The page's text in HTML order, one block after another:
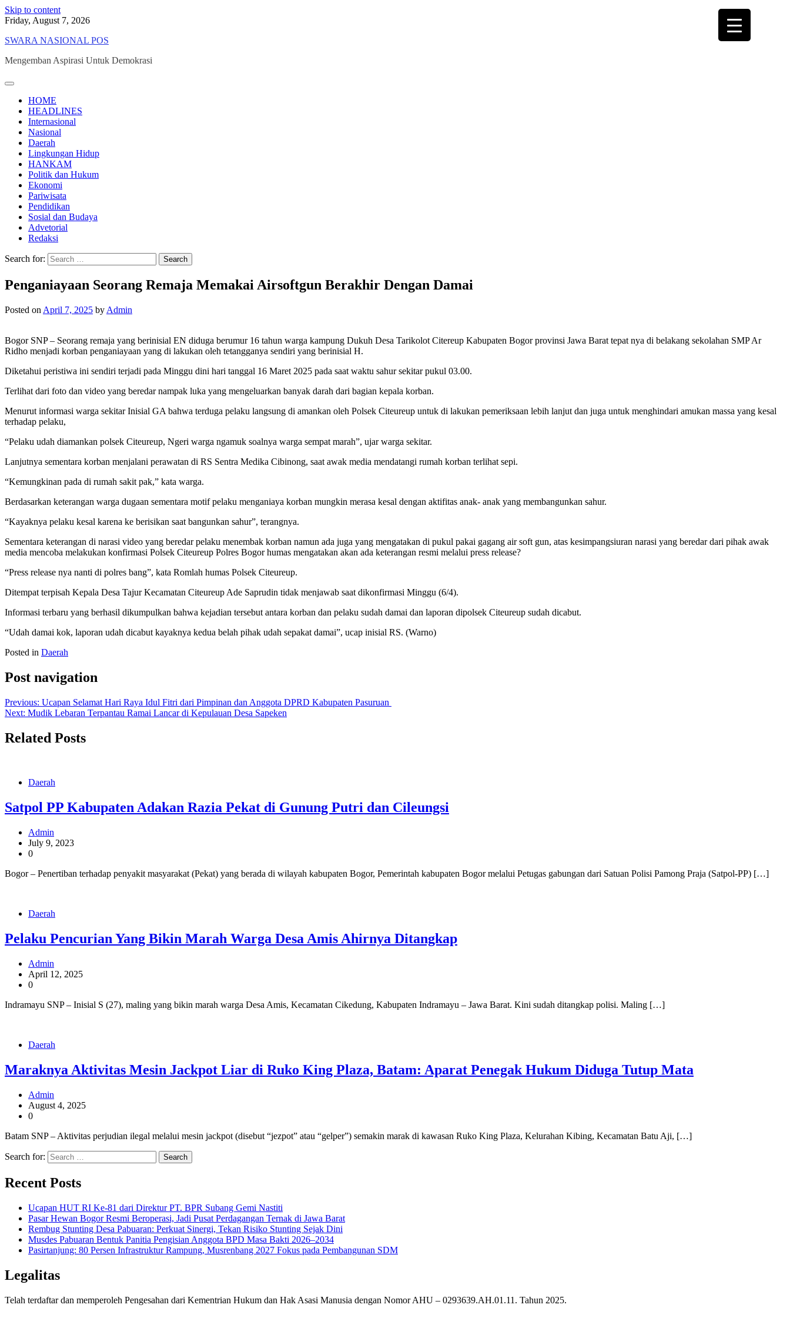
Skip to content
Friday, August 7, 2026
SWARA NASIONAL POS
Mengemban Aspirasi Untuk Demokrasi
HOME
HEADLINES
Internasional
Nasional
Daerah
Lingkungan Hidup
HANKAM
Politik dan Hukum
Ekonomi
Pariwisata
Pendidikan
Sosial dan Budaya
Advetorial
Redaksi
Search for:
Penganiayaan Seorang Remaja Memakai Airsoftgun Berakhir Dengan Damai
Posted on April 7, 2025 by Admin
Bogor SNP – Seorang remaja yang berinisial EN diduga berumur 16 tahun warga kampung Dukuh Desa Tarikolot Citereup Kabupaten Bogor provinsi Jawa Barat tepat nya di belakang sekolahan SMP Ar
Ridho menjadi korban penganiayaan yang di lakukan oleh tetangganya sendiri yang berinisial H.
Diketahui peristiwa ini sendiri terjadi pada Minggu dini hari tanggal 16 Maret 2025 pada saat waktu sahur sekitar pukul 03.00.
Terlihat dari foto dan video yang beredar nampak luka yang mengeluarkan banyak darah dari bagian kepala korban.
Menurut informasi warga sekitar Inisial GA bahwa terduga pelaku langsung di amankan oleh Polsek Citeureup untuk di lakukan pemeriksaan lebih lanjut dan juga untuk menghindari amukan massa yang kesal
terhadap pelaku,
“Pelaku udah diamankan polsek Citeureup, Ngeri warga ngamuk soalnya warga sempat marah”, ujar warga sekitar.
Lanjutnya sementara korban menjalani perawatan di RS Sentra Medika Cibinong, saat awak media mendatangi rumah korban terlihat sepi.
“Kemungkinan pada di rumah sakit pak,” kata warga.
Berdasarkan keterangan warga dugaan sementara motif pelaku menganiaya korban mungkin merasa kesal dengan aktifitas anak- anak yang membangunkan sahur.
“Kayaknya pelaku kesal karena ke berisikan saat bangunkan sahur”, terangnya.
Sementara keterangan di narasi video yang beredar pelaku menembak korban namun ada juga yang mengatakan di pukul pakai gagang air soft gun, atas kesimpangsiuran narasi yang beredar dari pihak awak
media mencoba melakukan konfirmasi Polsek Citeureup Polres Bogor humas mengatakan akan ada keterangan resmi melalui press release?
“Press release nya nanti di polres bang”, kata Romlah humas Polsek Citeureup.
Ditempat terpisah Kepala Desa Tajur Kecamatan Citeureup Ade Saprudin tidak menjawab saat dikonfirmasi Minggu (6/4).
Informasi terbaru yang berhasil dikumpulkan bahwa kejadian tersebut antara korban dan pelaku sudah damai dan laporan dipolsek Citeureup sudah dicabut.
“Udah damai kok, laporan udah dicabut kayaknya kedua belah pihak udah sepakat damai”, ucap inisial RS. (Warno)
Posted in Daerah
Post navigation
Previous: Ucapan Selamat Hari Raya Idul Fitri dari Pimpinan dan Anggota DPRD Kabupaten Pasuruan
Next: Mudik Lebaran Terpantau Ramai Lancar di Kepulauan Desa Sapeken
Related Posts
Daerah
Satpol PP Kabupaten Adakan Razia Pekat di Gunung Putri dan Cileungsi
Admin
July 9, 2023
0
Bogor – Penertiban terhadap penyakit masyarakat (Pekat) yang berada di wilayah kabupaten Bogor, Pemerintah kabupaten Bogor melalui Petugas gabungan dari Satuan Polisi Pamong Praja (Satpol-PP) […]
Daerah
Pelaku Pencurian Yang Bikin Marah Warga Desa Amis Ahirnya Ditangkap
Admin
April 12, 2025
0
Indramayu SNP – Inisial S (27), maling yang bikin marah warga Desa Amis, Kecamatan Cikedung, Kabupaten Indramayu – Jawa Barat. Kini sudah ditangkap polisi. Maling […]
Daerah
Maraknya Aktivitas Mesin Jackpot Liar di Ruko King Plaza, Batam: Aparat Penegak Hukum Diduga Tutup Mata
Admin
August 4, 2025
0
Batam SNP – Aktivitas perjudian ilegal melalui mesin jackpot (disebut “jezpot” atau “gelper”) semakin marak di kawasan Ruko King Plaza, Kelurahan Kibing, Kecamatan Batu Aji, […]
Search for:
Recent Posts
Ucapan HUT RI Ke-81 dari Direktur PT. BPR Subang Gemi Nastiti
Pasar Hewan Bogor Resmi Beroperasi, Jadi Pusat Perdagangan Ternak di Jawa Barat
Rembug Stunting Desa Pabuaran: Perkuat Sinergi, Tekan Risiko Stunting Sejak Dini
Musdes Pabuaran Bentuk Panitia Pengisian Anggota BPD Masa Bakti 2026–2034
Pasirtanjung: 80 Persen Infrastruktur Rampung, Musrenbang 2027 Fokus pada Pembangunan SDM
Legalitas
Telah terdaftar dan memperoleh Pengesahan dari Kementrian Hukum dan Hak Asasi Manusia dengan Nomor AHU – 0293639.AH.01.11. Tahun 2025.